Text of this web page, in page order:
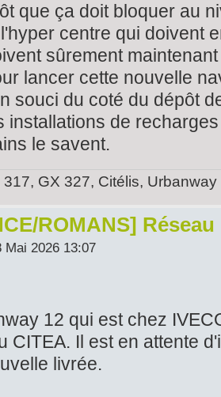
que ça doit bloquer au
centre qui doivent
sûrement
lancer cette nouvelle
souci du coté du dépôt
installations de
le savent.
GX 327, Citélis, Urbanway
ROMANS] Réseau
Mai 2026 13:07
12 qui est chez
CITEA. Il est en attente
livrée.